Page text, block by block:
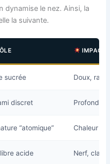
dynamise le nez. Ainsi, la
la suivante.
IMPACT
sucrée Doux,
discret Profondeur
“atomique” Chaleur
acide Nerf, clarté